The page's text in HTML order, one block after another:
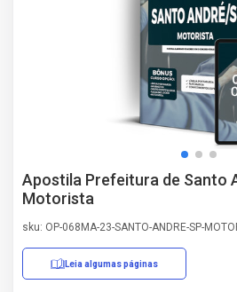
Apostila Prefeitura de Santo
Motorista
sku: OP-068MA-23-SANTO-ANDRE-SP-
Leia algumas páginas